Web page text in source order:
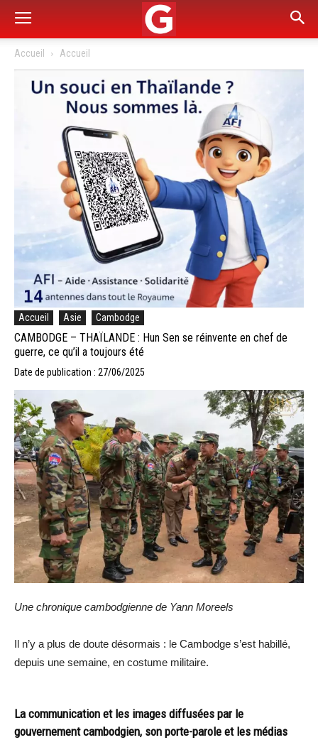
Accueil Accueil
Accueil Asie Cambodge
CAMBODGE – THAÏLANDE : Hun Sen se réinvente en chef de
guerre, ce qu’il a toujours été
Date de publication : 27/06/2025
Une chronique cambodgienne de Yann Moreels
Il n’y a plus de doute désormais : le Cambodge s’est habillé,
depuis une semaine, en costume militaire.
La communication et les images diffusées par le
gouvernement cambodgien, son porte-parole et les médias